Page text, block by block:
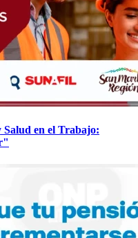
en el Trabajo: